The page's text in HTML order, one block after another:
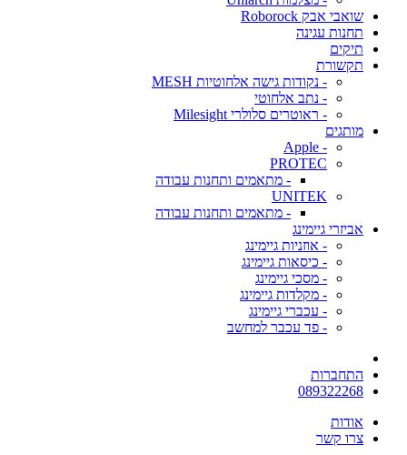
שואבי אבק Roborock
תחנות עגינה
תיקים
תקשורת
- נקודות גישה אלחוטיות MESH
- נתב אלחוטי
- ראוטרים סלולרי Milesight
מותגים
- Apple
PROTEC
- מתאמים ותחנות עבודה
UNITEK
- מתאמים ותחנות עבודה
אביזרי גיימינג
- אוזניות גיימינג
- כיסאות גיימינג
- מסכי גיימינג
- מקלדות גיימינג
- עכברי גיימינג
- פד עכבר למחשב
התחברות
089322268
אודות
צרו קשר